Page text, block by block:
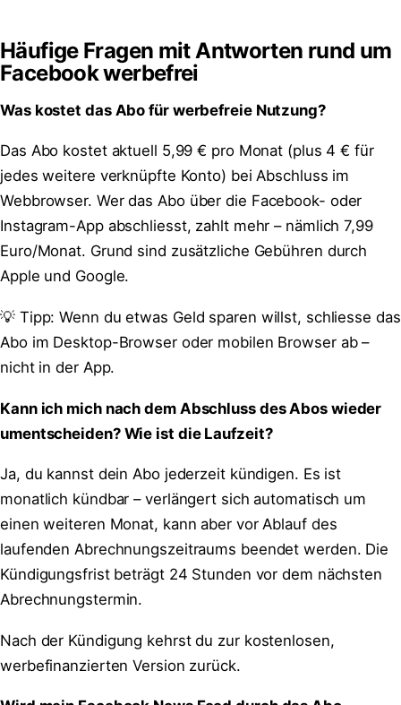
Häufige Fragen mit Antworten rund um
Facebook werbefrei
Was kostet das Abo für werbefreie Nutzung?
Das Abo kostet aktuell 5,99 € pro Monat (plus 4 € für
jedes weitere verknüpfte Konto) bei Abschluss im
Webbrowser. Wer das Abo über die Facebook- oder
Instagram-App abschliesst, zahlt mehr – nämlich 7,99
Euro/Monat. Grund sind zusätzliche Gebühren durch
Apple und Google.
💡 Tipp: Wenn du etwas Geld sparen willst, schliesse das
Abo im Desktop-Browser oder mobilen Browser ab –
nicht in der App.
Kann ich mich nach dem Abschluss des Abos wieder
umentscheiden? Wie ist die Laufzeit?
Ja, du kannst dein Abo jederzeit kündigen. Es ist
monatlich kündbar – verlängert sich automatisch um
einen weiteren Monat, kann aber vor Ablauf des
laufenden Abrechnungszeitraums beendet werden. Die
Kündigungsfrist beträgt 24 Stunden vor dem nächsten
Abrechnungstermin.
Nach der Kündigung kehrst du zur kostenlosen,
werbefinanzierten Version zurück.